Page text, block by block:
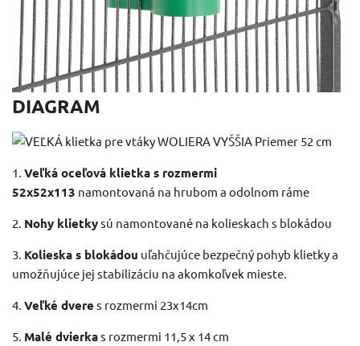
DIAGRAM
1. Veľká oceľová klietka s rozmermi
52x52x113 namontovaná na hrubom a odolnom ráme
2. Nohy klietkysú namontované na kolieskach s blokádou
3. Kolieska s blokádou uľahčujúce bezpečný pohyb klietky a
umožňujúce jej stabilizáciu na akomkoľvek mieste.
4. Veľké dvere s rozmermi 23x14cm
5. Malé dvierkas rozmermi 11,5 x 14 cm